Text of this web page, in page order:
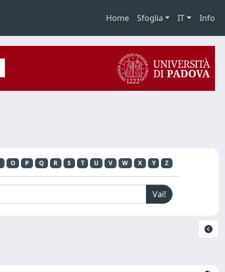
Home Sfoglia IT Info
O P Q R S T U V W X Y Z